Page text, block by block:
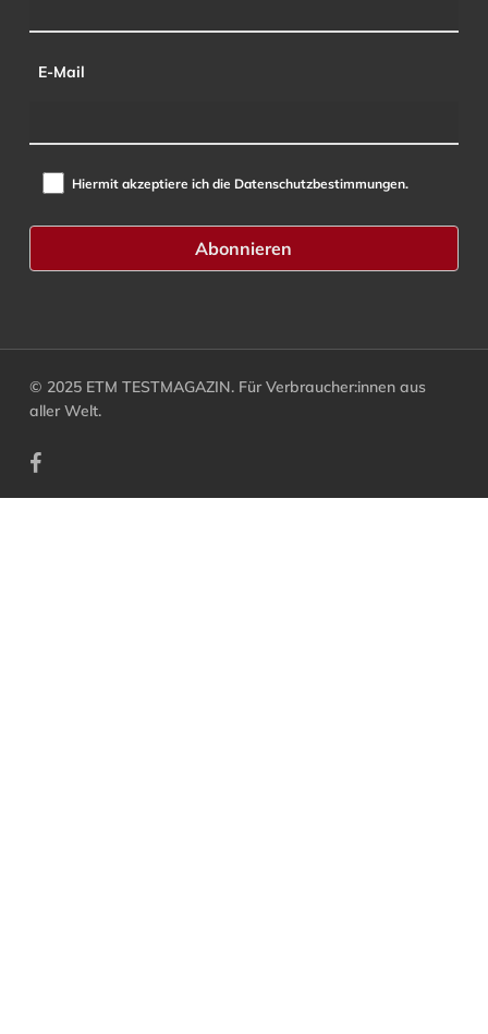
E-Mail
Hiermit akzeptiere ich die Datenschutzbestimmungen.
© 2025 ETM TESTMAGAZIN. Für Verbraucher:innen aus
aller Welt.
facebook